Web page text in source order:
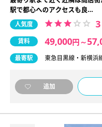
駅で都心へのアクセスも良…
人気度 3
賃料 49,000円 ～
最寄駅 東急目黒線・新横
追加